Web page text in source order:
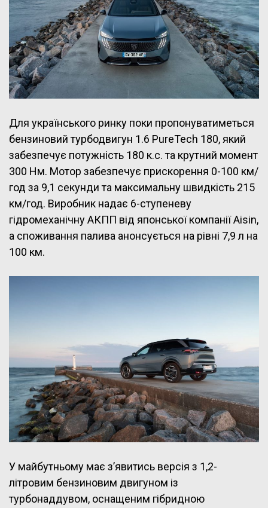
Для українського ринку поки пропонуватиметься
бензиновий турбодвигун 1.6 PureTech 180, який
забезпечує потужність 180 к.с. та крутний момент
300 Нм. Мотор забезпечує прискорення 0-100 км/
год за 9,1 секунди та максимальну швидкість 215
км/год. Виробник надає 6-ступеневу
гідромеханічну АКПП від японської компанії Aisin,
а споживання палива анонсується на рівні 7,9 л на
100 км.
У майбутньому має з’явитись версія з 1,2-
літровим бензиновим двигуном із
турбонаддувом, оснащеним гібридною